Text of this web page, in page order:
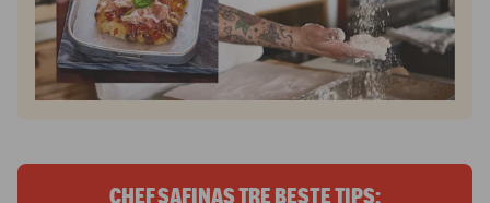
CHEF SAFINAS TRE BESTE TIPS: